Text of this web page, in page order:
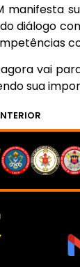
manifesta
diálogo
vai
sua